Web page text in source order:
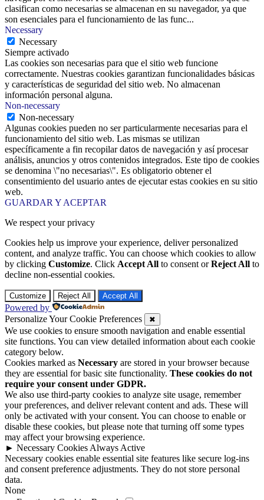
clasifican como necesarias se almacenan en su navegador, ya que
son esenciales para el funcionamiento de las func...
Necessary
Necessary
Siempre activado
Las cookies son necesarias para que el sitio web funcione
correctamente. Nuestras cookies garantizan funcionalidades básicas
y características de seguridad del sitio web. No almacenan
información personal alguna.
Non-necessary
Non-necessary
Algunas cookies pueden no ser particularmente necesarias para el
funcionamiento del sitio web. Las mismas se utilizan
específicamente a fin recopilar datos de navegación y así procesar
análisis, anuncios y otros contenidos integrados. Este tipo de cookies
se denomina \"no necesarias\". Es obligatorio obtener el
consentimiento del usuario antes de ejecutar estas cookies en su sitio
web.
GUARDAR Y ACEPTAR
We respect your privacy
Cookies help us improve your experience, deliver personalized
content, and analyze traffic. You can choose which cookies to allow
by clicking Customize. Click Accept All to consent orReject All to
decline non-essential cookies.
Customize Reject All Accept All
Powered by
Personalize Your Cookie Preferences
✖
We use cookies to ensure smooth navigation and enable essential
site functions. You can view detailed information about each cookie
category below.
Cookies marked as Necessary are stored in your browser because
they are essential for basic site functionality. These cookies do not
require your consent under GDPR.
We also use third-party cookies to analyze site usage, remember
your preferences, and deliver relevant content and ads. These will
only be activated with your consent. You can choose to enable or
disable these cookies, but please note that turning off some types
may affect your browsing experience.
► Necessary Cookies Always Active
Necessary cookies enable essential site features like secure log-ins
and consent preference adjustments. They do not store personal
data.
None